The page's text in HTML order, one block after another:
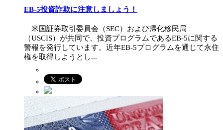
EB-5投資詐欺に注意しましょう！
米国証券取引委員会（SEC）および帰化移民局
（USCIS）が共同で、投資プログラムであるEB-5に関する
警報を発行しています。近年EB-5プログラムを通じて永住
権を取得しようとし...